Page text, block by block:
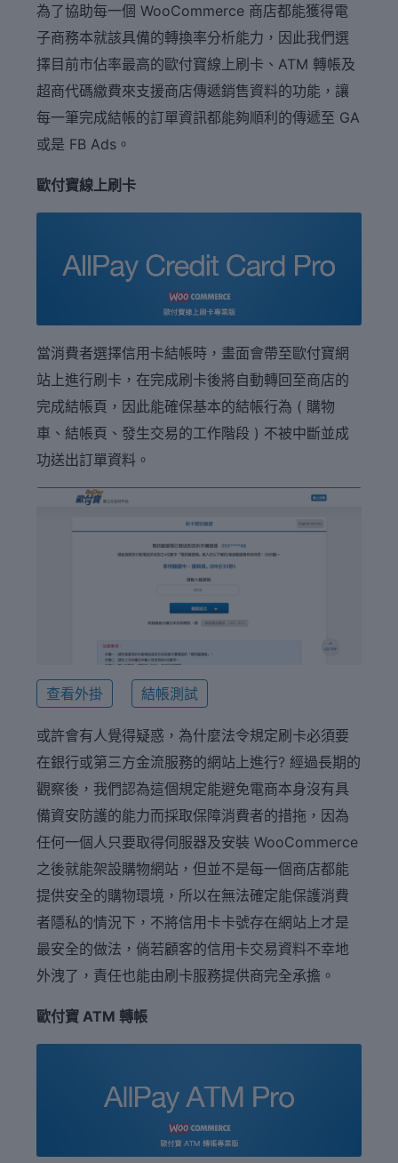
為了協助每一個 WooCommerce 商店都能獲得電
子商務本就該具備的轉換率分析能力，因此我們選
擇目前市佔率最高的歐付寶線上刷卡、ATM 轉帳及
超商代碼繳費來支援商店傳遞銷售資料的功能，讓
每一筆完成結帳的訂單資訊都能夠順利的傳遞至 GA
或是 FB Ads。
歐付寶線上刷卡
當消費者選擇信用卡結帳時，畫面會帶至歐付寶網
站上進行刷卡，在完成刷卡後將自動轉回至商店的
完成結帳頁，因此能確保基本的結帳行為 ( 購物
車、結帳頁、發生交易的工作階段 ) 不被中斷並成
功送出訂單資料。
查看外掛 結帳測試
或許會有人覺得疑惑，為什麼法令規定刷卡必須要
在銀行或第三方金流服務的網站上進行? 經過長期的
觀察後，我們認為這個規定能避免電商本身沒有具
備資安防護的能力而採取保障消費者的措拖，因為
任何一個人只要取得伺服器及安裝 WooCommerce
之後就能架設購物網站，但並不是每一個商店都能
提供安全的購物環境，所以在無法確定能保護消費
者隱私的情況下，不將信用卡卡號存在網站上才是
最安全的做法，倘若顧客的信用卡交易資料不幸地
外洩了，責任也能由刷卡服務提供商完全承擔。
歐付寶 ATM 轉帳